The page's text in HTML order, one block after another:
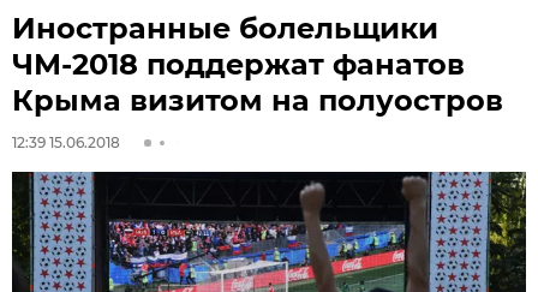
Иностранные болельщики
ЧМ-2018 поддержат фанатов
Крыма визитом на полуостров
12:39 15.06.2018